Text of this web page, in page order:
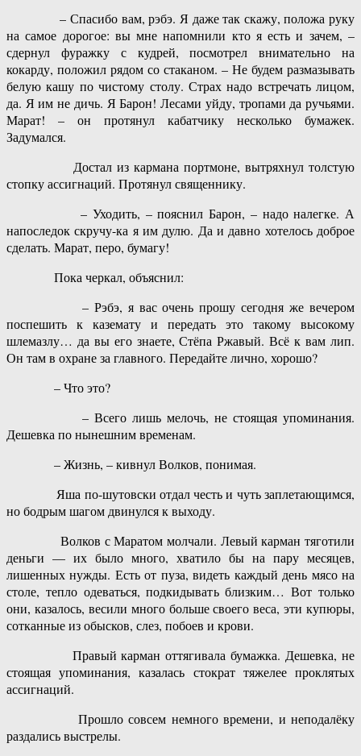
– Спасибо вам, рэбэ. Я даже так скажу, положа руку
на самое дорогое: вы мне напомнили кто я есть и зачем, –
сдернул фуражку с кудрей, посмотрел внимательно на
кокарду, положил рядом со стаканом. – Не будем размазывать
белую кашу по чистому столу. Страх надо встречать лицом,
да. Я им не дичь. Я Барон! Лесами уйду, тропами да ручьями.
Марат! – он протянул кабатчику несколько бумажек.
Задумался.
Достал из кармана портмоне, вытряхнул толстую
стопку ассигнаций. Протянул священнику.
– Уходить, – пояснил Барон, – надо налегке. А
напоследок скручу-ка я им дулю. Да и давно хотелось доброе
сделать. Марат, перо, бумагу!
Пока черкал, объяснил:
– Рэбэ, я вас очень прошу сегодня же вечером
поспешить к каземату и передать это такому высокому
шлемазлу… да вы его знаете, Стёпа Ржавый. Всё к вам лип.
Он там в охране за главного. Передайте лично, хорошо?
– Что это?
– Всего лишь мелочь, не стоящая упоминания.
Дешевка по нынешним временам.
– Жизнь, – кивнул Волков, понимая.
Яша по-шутовски отдал честь и чуть заплетающимся,
но бодрым шагом двинулся к выходу.
Волков с Маратом молчали. Левый карман тяготили
деньги — их было много, хватило бы на пару месяцев,
лишенных нужды. Есть от пуза, видеть каждый день мясо на
столе, тепло одеваться, подкидывать близким… Вот только
они, казалось, весили много больше своего веса, эти купюры,
сотканные из обысков, слез, побоев и крови.
Правый карман оттягивала бумажка. Дешевка, не
стоящая упоминания, казалась стократ тяжелее проклятых
ассигнаций.
Прошло совсем немного времени, и неподалёку
раздались выстрелы.